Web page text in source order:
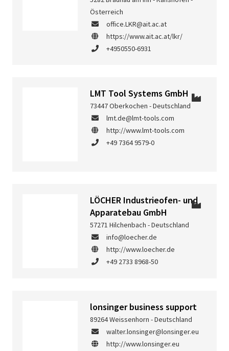
Österreich
office.LKR@ait.ac.at
https://www.ait.ac.at/lkr/
+4950550-6931
LMT Tool Systems GmbH
73447 Oberkochen - Deutschland
lmt.de@lmt-tools.com
http://www.lmt-tools.com
+49 7364 9579-0
LÖCHER Industrieofen- und
Apparatebau GmbH
57271 Hilchenbach - Deutschland
info@loecher.de
http://www.loecher.de
+49 2733 8968-50
lonsinger business support
89264 Weissenhorn - Deutschland
walter.lonsinger@lonsinger.eu
http://www.lonsinger.eu